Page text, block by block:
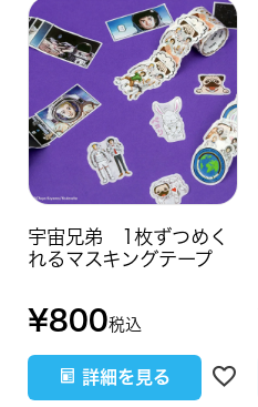
宇宙兄弟 1枚ずつめく
れるマスキングテープ
¥800税込
詳細を見る